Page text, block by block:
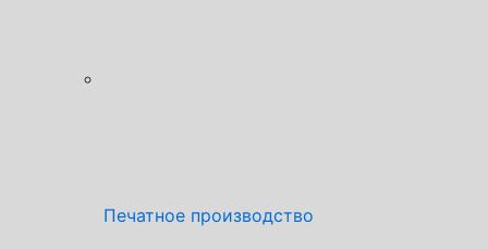
Печатное производство